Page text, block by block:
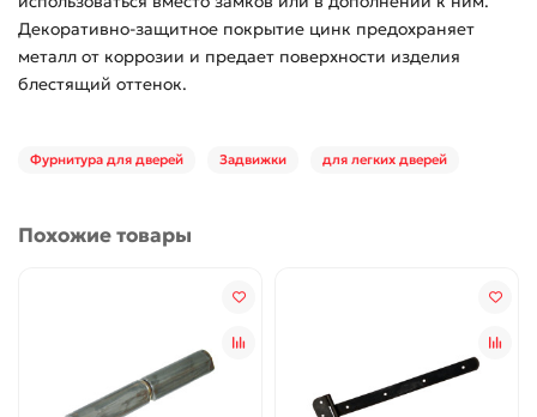
Декоративно-защитное покрытие цинк предохраняет
металл от коррозии и предает поверхности изделия
блестящий оттенок.
Фурнитура для дверей Задвижки для легких дверей
Похожие товары